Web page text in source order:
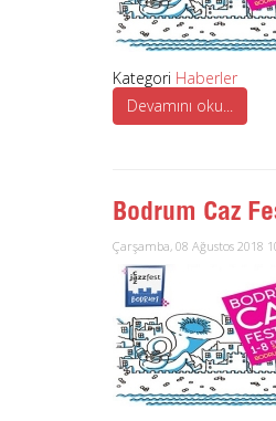
Kategori Haberler
Devamını oku...
Bodrum Caz
Çarşamba, 08 Ağustos 2018